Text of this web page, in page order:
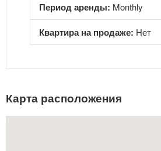
Период аренды: Monthly
Квартира на продаже: Нет
Карта расположения